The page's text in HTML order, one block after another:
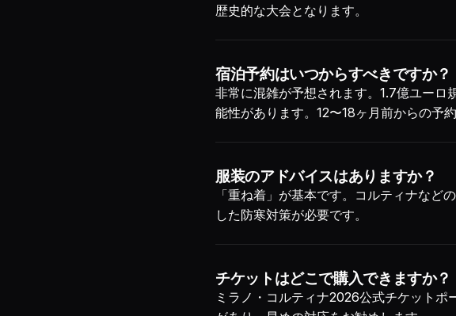
歴史的な大会となります。
宿泊予約はいつからすべきですか？
非常に混雑が予想されます。1.7億ユー
能性があります。12〜18ヶ月前からの予
服装のアドバイスはありますか？
「重ね着」が基本です。コルティナなど
した防寒対策が必要です。
チケットはどこで購入できますか？
ミラノ・コルティナ2026公式チケット